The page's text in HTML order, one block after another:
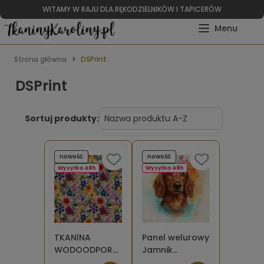
WITAMY W RAJU DLA RĘKODZIELNIKÓW I TAPICERÓW
Strona główna DSPrint
DSPrint
Sortuj produkty:
TKANINA
WODOODPORNA
nowość
Wysyłka 48h
Panel welurowy
Jamnik
nowość
Wysyłka 48h